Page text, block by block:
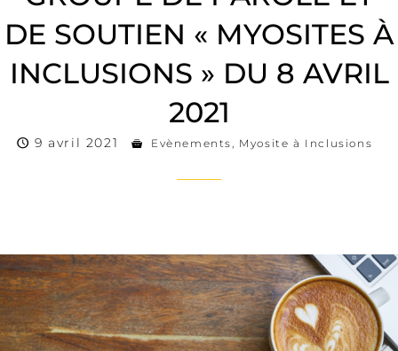
DE SOUTIEN « MYOSITES À
INCLUSIONS » DU 8 AVRIL
2021
9 avril 2021 Evènements, Myosite à Inclusions